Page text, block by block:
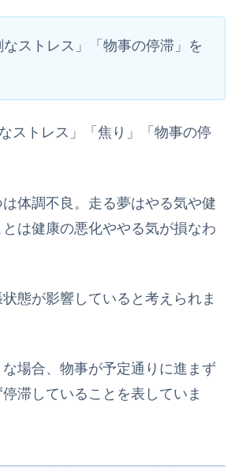
ストレス」「物事の停滞」を
ストレス」「焦り」「物事の停
体調不良。走る夢はやる気や健
は健康の悪化ややる気が損なわ
態が影響していると考えられま
場合、物事が予定通りに進まず
滞していることを表していま